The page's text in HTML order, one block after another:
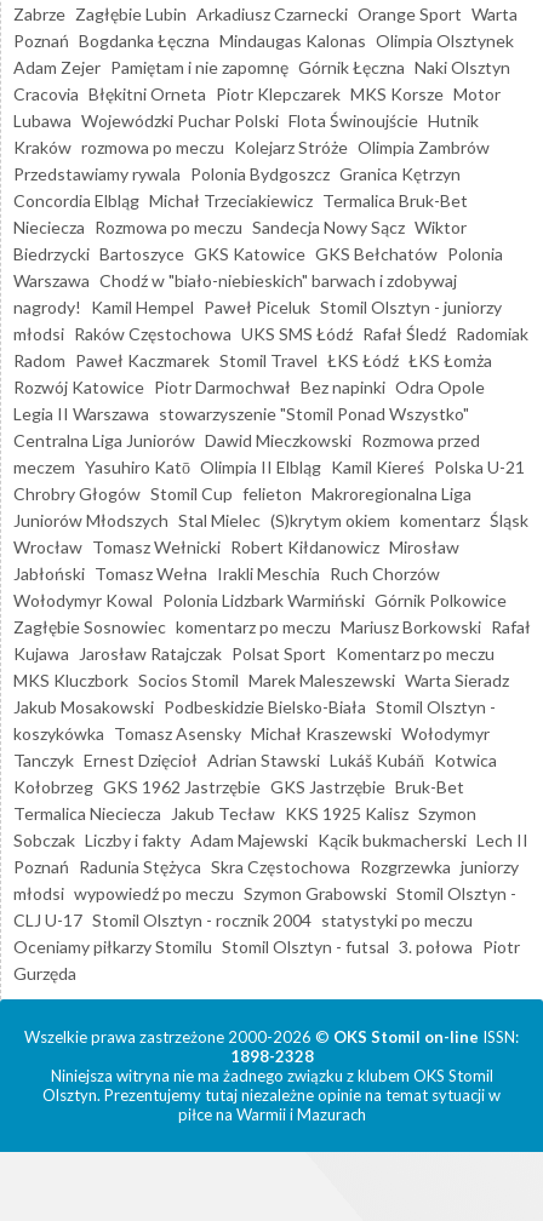
Zabrze Zagłębie Lubin Arkadiusz Czarnecki Orange Sport Warta
Poznań Bogdanka Łęczna Mindaugas Kalonas Olimpia Olsztynek
Adam Zejer Pamiętam i nie zapomnę Górnik Łęczna Naki Olsztyn
Cracovia Błękitni Orneta Piotr Klepczarek MKS Korsze Motor
Lubawa Wojewódzki Puchar Polski Flota Świnoujście Hutnik
Kraków rozmowa po meczu Kolejarz Stróże Olimpia Zambrów
Przedstawiamy rywala Polonia Bydgoszcz Granica Kętrzyn
Concordia Elbląg Michał Trzeciakiewicz Termalica Bruk-Bet
Nieciecza Rozmowa po meczu Sandecja Nowy Sącz Wiktor
Biedrzycki Bartoszyce GKS Katowice GKS Bełchatów Polonia
Warszawa Chodź w "biało-niebieskich" barwach i zdobywaj
nagrody!
Kamil Hempel Paweł Piceluk Stomil Olsztyn - juniorzy
młodsi Raków Częstochowa UKS SMS Łódź Rafał Śledź Radomiak
Radom Paweł Kaczmarek Stomil Travel ŁKS Łódź ŁKS Łomża
Rozwój Katowice Piotr Darmochwał Bez napinki Odra Opole
Legia II Warszawa stowarzyszenie "Stomil Ponad Wszystko"
Centralna Liga Juniorów Dawid Mieczkowski Rozmowa przed
meczem Yasuhiro Katō Olimpia II Elbląg Kamil Kiereś Polska U-21
Chrobry Głogów Stomil Cup felieton Makroregionalna Liga
Juniorów Młodszych Stal Mielec (S)krytym okiem komentarz Śląsk
Wrocław Tomasz Wełnicki Robert Kiłdanowicz Mirosław
Jabłoński Tomasz Wełna Irakli Meschia Ruch Chorzów
Wołodymyr Kowal Polonia Lidzbark Warmiński Górnik Polkowice
Zagłębie Sosnowiec komentarz po meczu Mariusz Borkowski Rafał
Kujawa
Jarosław Ratajczak Polsat Sport Komentarz po meczu
MKS Kluczbork Socios Stomil Marek Maleszewski Warta Sieradz
Jakub Mosakowski Podbeskidzie Bielsko-Biała Stomil Olsztyn -
koszykówka Tomasz Asensky Michał Kraszewski Wołodymyr
Tanczyk Ernest Dzięcioł Adrian Stawski Lukáš Kubáň Kotwica
Kołobrzeg GKS 1962 Jastrzębie GKS Jastrzębie Bruk-Bet
Termalica Nieciecza
Jakub Tecław KKS 1925 Kalisz Szymon
Sobczak Liczby i fakty Adam Majewski Kącik bukmacherski Lech II
Poznań Radunia Stężyca Skra Częstochowa Rozgrzewka juniorzy
młodsi wypowiedź po meczu Szymon Grabowski Stomil Olsztyn -
CLJ U-17 Stomil Olsztyn - rocznik 2004 statystyki po meczu
Oceniamy piłkarzy Stomilu Stomil Olsztyn - futsal 3. połowa Piotr
Gurzęda
Wszelkie prawa zastrzeżone 2000-2026 © OKS Stomil on-line ISSN:
1898-2328
Niniejsza witryna nie ma żadnego związku z klubem OKS Stomil
Olsztyn. Prezentujemy tutaj niezależne opinie na temat sytuacji w
piłce na Warmii i Mazurach